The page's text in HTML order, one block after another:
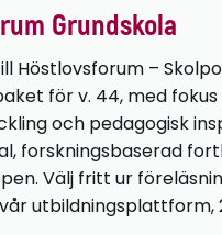
Grundskola
Höstlovsforum –
för v. 44, med
och pedagogisk
forskningsbaserad
Välj fritt ur
utbildningsplattform,